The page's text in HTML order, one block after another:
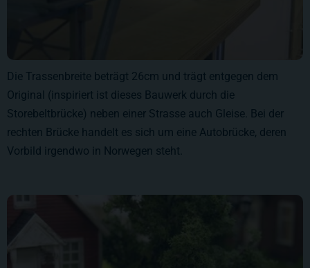
Die Trassenbreite beträgt 26cm und trägt entgegen dem
Original (inspiriert ist dieses Bauwerk durch die
Storebeltbrücke) neben einer Strasse auch Gleise. Bei der
rechten Brücke handelt es sich um eine Autobrücke, deren
Vorbild irgendwo in Norwegen steht.